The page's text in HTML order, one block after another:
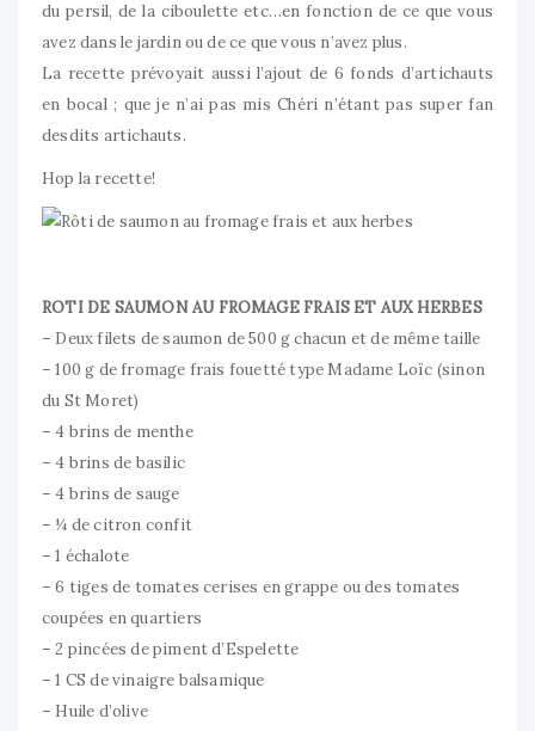
du persil, de la ciboulette etc…en fonction de ce que vous
avez dans le jardin ou de ce que vous n’avez plus.
La recette prévoyait aussi l’ajout de 6 fonds d’artichauts
en bocal ; que je n’ai pas mis Chéri n’étant pas super fan
desdits artichauts.
Hop la recette!
ROTI DE SAUMON AU FROMAGE FRAIS ET AUX HERBES
– Deux filets de saumon de 500 g chacun et de même taille
– 100 g de fromage frais fouetté type Madame Loïc (sinon
du St Moret)
– 4 brins de menthe
– 4 brins de basilic
– 4 brins de sauge
– ¼ de citron confit
– 1 échalote
– 6 tiges de tomates cerises en grappe ou des tomates
coupées en quartiers
– 2 pincées de piment d’Espelette
– 1 CS de vinaigre balsamique
– Huile d’olive